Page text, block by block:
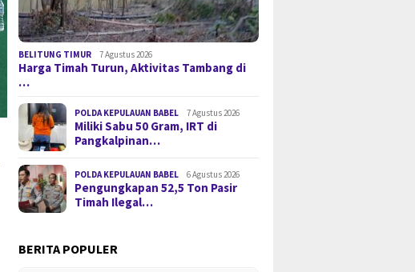
BELITUNG TIMUR 7 Agustus 2026
Harga Timah Turun, Aktivitas Tambang di
…
POLDA KEPULAUAN BABEL 7 Agustus 2026
Miliki Sabu 50 Gram, IRT di
Pangkalpinan…
POLDA KEPULAUAN BABEL 6 Agustus 2026
Pengungkapan 52,5 Ton Pasir
Timah Ilegal…
BERITA POPULER